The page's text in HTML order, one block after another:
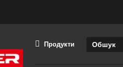
Продукти